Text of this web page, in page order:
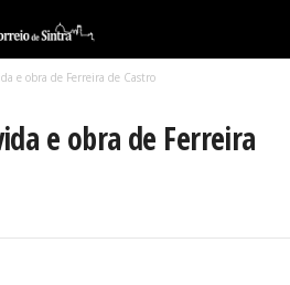
e obra de Ferreira de Castro
e obra de Ferreira